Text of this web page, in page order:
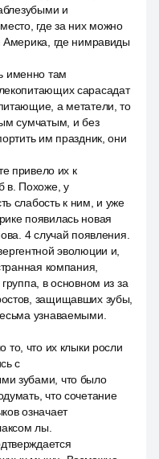
и
где за них можно
где нимравиды
именно там
сарасадат
а метатели, то
сумчатым, и без
им праздник, они
привело их к
в. Похоже, у
слабость к ним, и уже
появилась новая
4 случай появления.
эволюции и,
компания,
в основном из за
защищавших зубы,
узнаваемыми.
то, что их клыки росли
с
зубами, что было
что сочетание
означает
лы.